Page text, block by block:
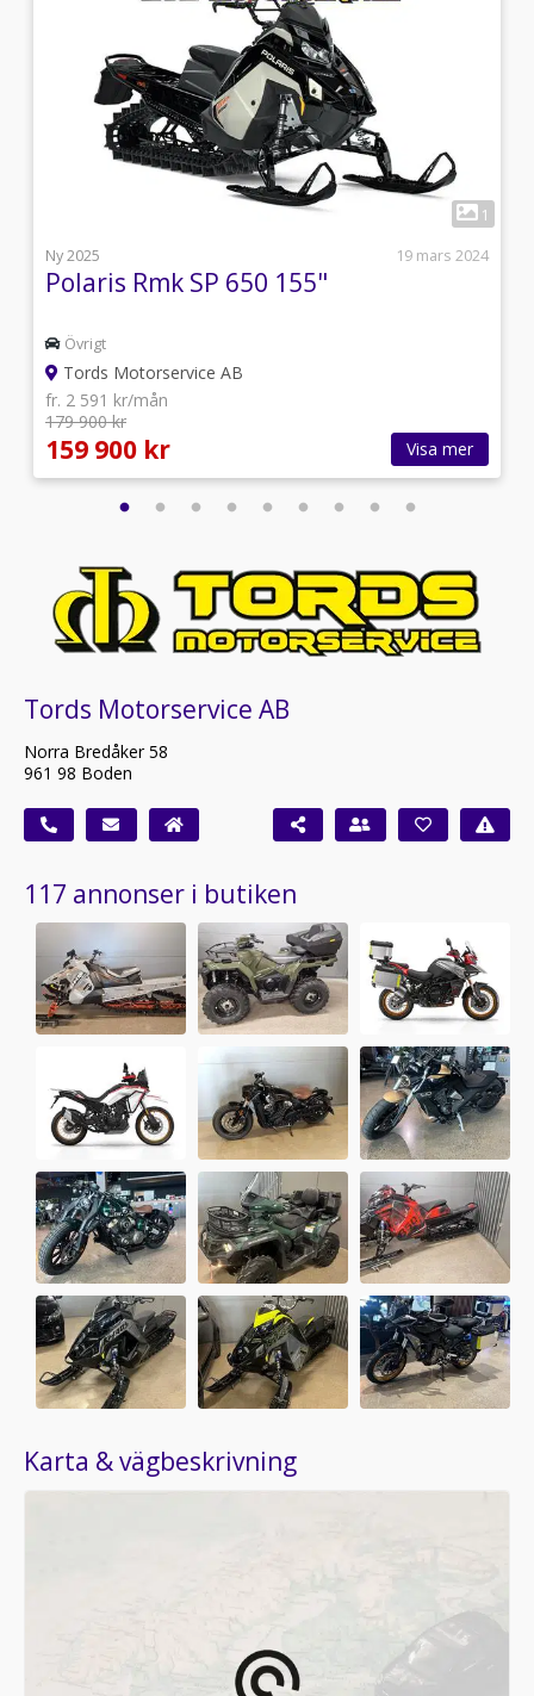
1
Ny 2025
19 mars 2024
Polaris Rmk SP 650 155"
Övrigt
Tords Motorservice AB
fr. 2 591 kr/mån
179 900 kr
159 900 kr Visa mer
Tords Motorservice AB
Norra Bredåker 58
961 98 Boden
117 annonser i butiken
Karta & vägbeskrivning